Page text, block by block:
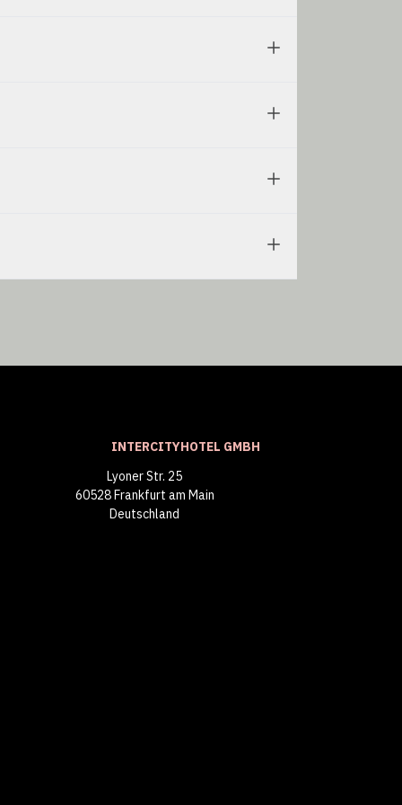
INTERCITYHOTEL GMBH
Lyoner Str. 25
60528 Frankfurt am Main
Deutschland